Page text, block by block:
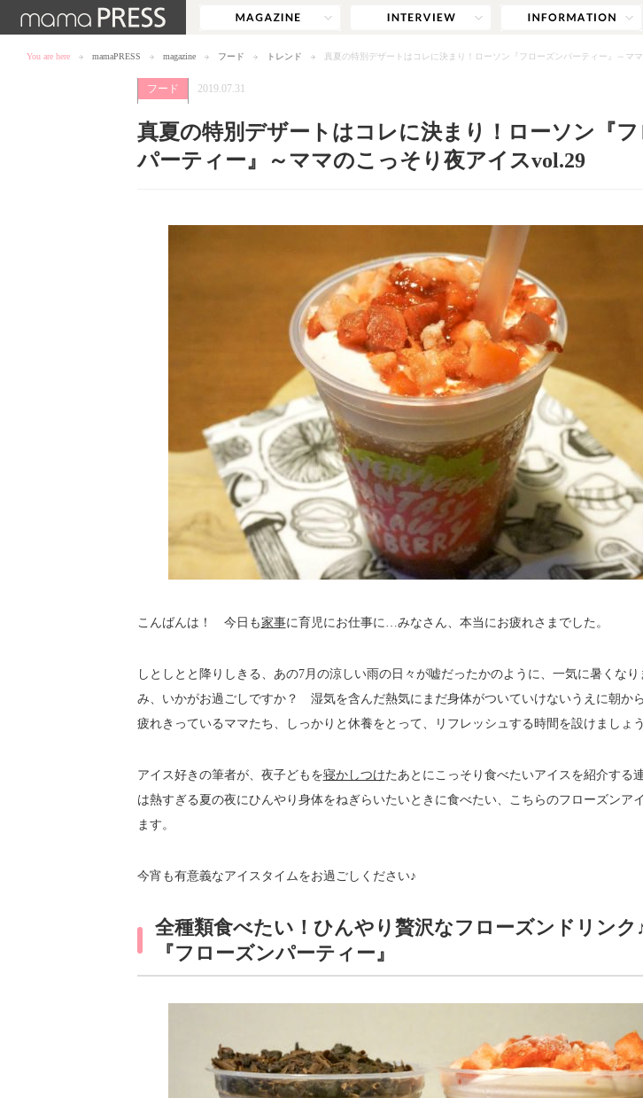
You are here mamaPRESS magazine フード トレンド 真夏の特別デザートはコレに決まり！ローソン『フローズンパーティー』～マ
フード 2019.07.31
真夏の特別デザートはコレに決まり！ローソン『
パーティー』～ママのこっそり夜アイスvol.29
こんばんは！ 今日も家事に育児にお仕事に…みなさん、本当にお疲れさまでした。
しとしとと降りしきる、あの7月の涼しい雨の日々が嘘だったかのように、一気に暑くな
み、いかがお過ごしですか？ 湿気を含んだ熱気にまだ身体がついていけないうえに朝か
疲れきっているママたち、しっかりと休養をとって、リフレッシュする時間を設けましょ
アイス好きの筆者が、夜子どもを寝かしつけたあとにこっそり食べたいアイスを紹介する
は熱すぎる夏の夜にひんやり身体をねぎらいたいときに食べたい、こちらのフローズンア
ます。
今宵も有意義なアイスタイムをお過ごしください♪
全種類食べたい！ひんやり贅沢なフローズンドリンク
『フローズンパーティー』